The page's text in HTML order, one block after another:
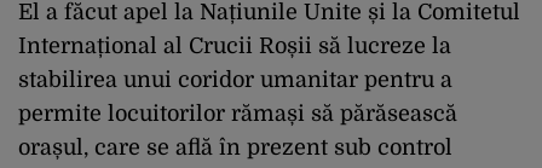
El a făcut apel la Națiunile Unite și la Comitetul
Internațional al Crucii Roșii să lucreze la
stabilirea unui coridor umanitar pentru a
permite locuitorilor rămași să părăsească
orașul, care se află în prezent sub control